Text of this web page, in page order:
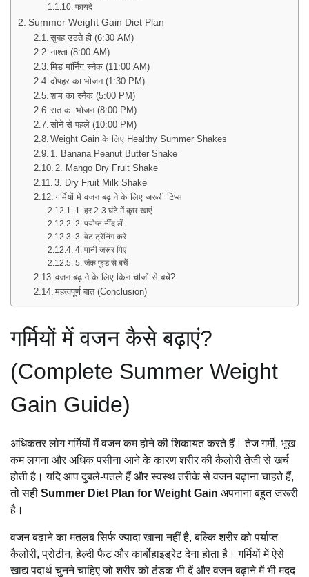
फायदे
Summer Weight Gain Diet Plan
सुबह उठते ही (6:30 AM)
नाश्ता (8:00 AM)
मिड मॉर्निंग स्नैक (11:00 AM)
दोपहर का भोजन (1:30 PM)
शाम का स्नैक (5:00 PM)
रात का भोजन (8:00 PM)
सोने से पहले (10:00 PM)
Weight Gain के लिए Healthy Summer Shakes
1. Banana Peanut Butter Shake
2. Mango Dry Fruit Shake
3. Dry Fruit Milk Shake
गर्मियों में वजन बढ़ाने के लिए जरूरी टिप्स
1. हर 2-3 घंटे में कुछ खाएं
2. पर्याप्त नींद लें
3. वेट ट्रेनिंग करें
4. पानी जरूर पिएं
5. जंक फूड से बचें
वजन बढ़ाने के लिए किन चीजों से बचें?
महत्वपूर्ण बात (Conclusion)
गर्मियों में वजन कैसे बढ़ाएं?
(Complete Summer Weight
Gain Guide)
अधिकतर लोग गर्मियों में वजन कम होने की शिकायत करते हैं। तेज गर्मी, भूख
कम लगना और अधिक पसीना आने के कारण शरीर की कैलोरी तेजी से खर्च
होती है। यदि आप दुबले-पतले हैं और स्वस्थ तरीके से वजन बढ़ाना चाहते हैं,
तो सही Summer Diet Plan for Weight Gain अपनाना बहुत जरूरी
है।
वजन बढ़ाने का मतलब सिर्फ ज्यादा खाना नहीं है, बल्कि शरीर को पर्याप्त
कैलोरी, प्रोटीन, हेल्दी फैट और कार्बोहाइड्रेट देना होता है। गर्मियों में ऐसे
खाद्य पदार्थ चुनने चाहिए जो शरीर को ठंडक भी दें और वजन बढ़ाने में भी मदद